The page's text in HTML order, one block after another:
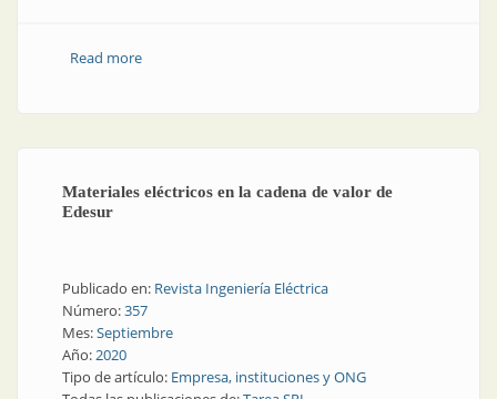
Read moreabout Solución resistente para el tendido de líneas
Materiales eléctricos en la cadena de valor de
Edesur
Publicado en: Revista Ingeniería Eléctrica
Número:357
Mes:Septiembre
Año:2020
Tipo de artículo: Empresa, instituciones y ONG